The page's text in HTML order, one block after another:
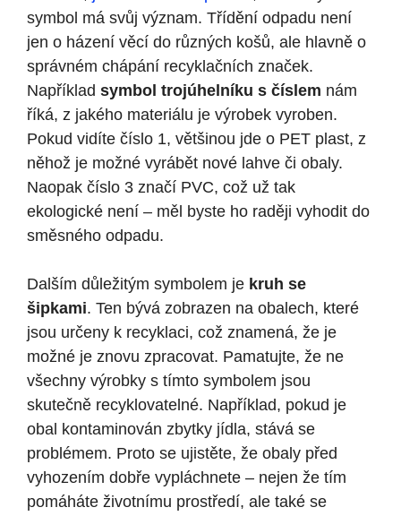
symbol má svůj význam. Třídění odpadu není
jen o házení věcí do různých košů, ale hlavně o
správném chápání recyklačních značek.
Například symbol trojúhelníku s číslem nám
říká, z jakého materiálu je výrobek vyroben.
Pokud vidíte číslo 1, většinou jde o PET plast, z
něhož je možné vyrábět nové lahve či obaly.
Naopak číslo 3 značí PVC, což už tak
ekologické není – měl byste ho raději vyhodit do
směsného odpadu.
Dalším důležitým symbolem je kruh se
šipkami. Ten bývá zobrazen na obalech, které
jsou určeny k recyklaci, což znamená, že je
možné je znovu zpracovat. Pamatujte, že ne
všechny výrobky s tímto symbolem jsou
skutečně recyklovatelné. Například, pokud je
obal kontaminován zbytky jídla, stává se
problémem. Proto se ujistěte, že obaly před
vyhozením dobře vypláchnete – nejen že tím
pomáháte životnímu prostředí, ale také se